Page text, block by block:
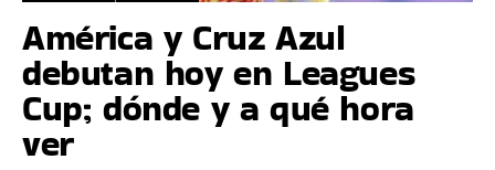
América y Cruz Azul
debutan hoy en Leagues
Cup; dónde y a qué hora
ver